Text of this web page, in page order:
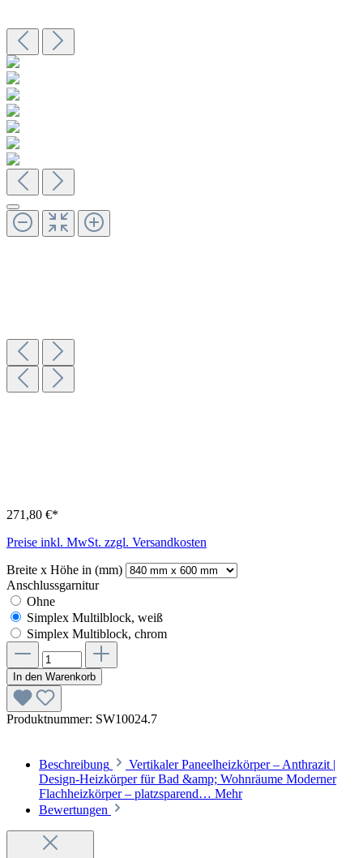
271,80 €*
Preise inkl. MwSt. zzgl. Versandkosten
Breite x Höhe in (mm)
Anschlussgarnitur
Ohne
Simplex Multilblock, weiß
Simplex Multiblock, chrom
In den Warenkorb
Produktnummer: SW10024.7
Beschreibung
Vertikaler Paneelheizkörper – Anthrazit |
Design-Heizkörper für Bad &amp; Wohnräume Moderner
Flachheizkörper – platzsparend… Mehr
Bewertungen